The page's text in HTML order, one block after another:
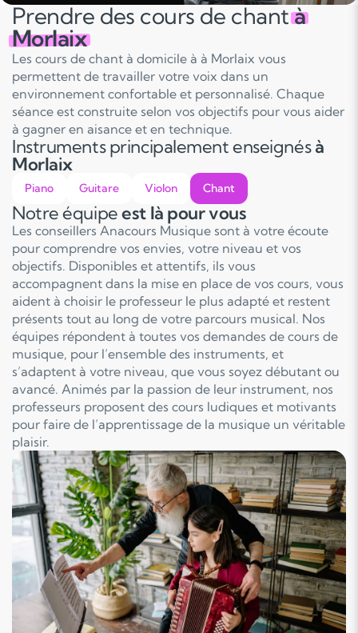
Prendre des cours de chantà
Morlaix
Les cours de chant à domicile à à Morlaix vous
permettent de travailler votre voix dans un
environnement confortable et personnalisé. Chaque
séance est construite selon vos objectifs pour vous aider
à gagner en aisance et en technique.
Instruments principalement enseignésà
Morlaix
Piano Guitare Violon Chant
Notre équipeest là pour vous
Les conseillers Anacours Musique sont à votre écoute
pour comprendre vos envies, votre niveau et vos
objectifs. Disponibles et attentifs, ils vous
accompagnent dans la mise en place de vos cours, vous
aident à choisir le professeur le plus adapté et restent
présents tout au long de votre parcours musical. Nos
équipes répondent à toutes vos demandes de cours de
musique, pour l’ensemble des instruments, et
s’adaptent à votre niveau, que vous soyez débutant ou
avancé. Animés par la passion de leur instrument, nos
professeurs proposent des cours ludiques et motivants
pour faire de l’apprentissage de la musique un véritable
plaisir.